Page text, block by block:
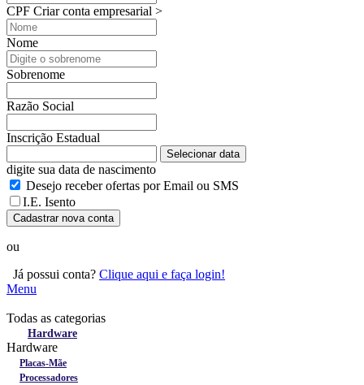
CPF Criar conta empresarial >
Nome
Sobrenome
Razão Social
Inscrição Estadual
Selecionar data
digite sua data de nascimento
Desejo receber ofertas por Email ou SMS
I.E. Isento
Cadastrar nova conta
ou
Já possui conta? Clique aqui e faça login!
Menu
Todas as categorias
Hardware
Hardware
Placas-Mãe
Processadores